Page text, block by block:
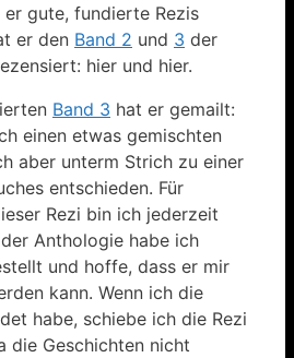
gute, fundierte Rezis
er den Band 2 und 3 der
hier und hier.
Band 3 hat er gemailt:
einen etwas gemischten
aber unterm Strich zu einer
entschieden. Für
Rezi bin ich jederzeit
Anthologie habe ich
und hoffe, dass er mir
kann. Wenn ich die
habe, schiebe ich die Rezi
die Geschichten nicht